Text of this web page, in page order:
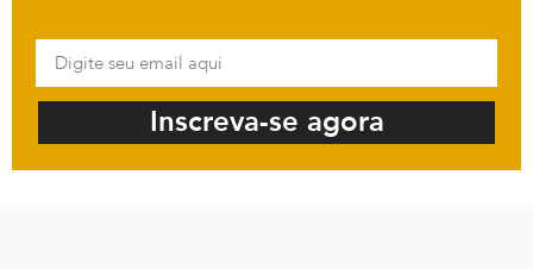
Inscreva-se agora